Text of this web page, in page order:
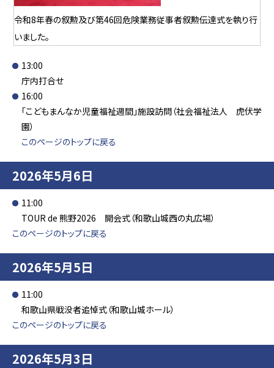
令和8年春の叙勲及び第46回危険業務従事者叙勲伝達式を執り行
いました。
13:00
庁内打合せ
16:00
「こどもまんなか児童福祉週間」施設訪問（社会福祉法人 虎伏学
園）
このページのトップに戻る
2026年5月6日
11:00
TOUR de 熊野2026 開会式（和歌山城西の丸広場）
このページのトップに戻る
2026年5月5日
11:00
和歌山県戦没者追悼式（和歌山城ホール）
このページのトップに戻る
2026年5月3日